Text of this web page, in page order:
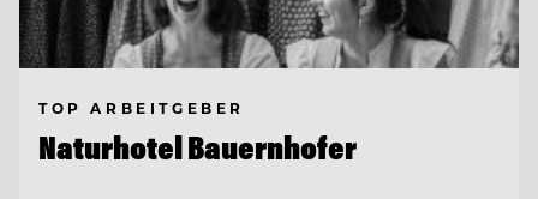
TOP ARBEITGEBER
Naturhotel Bauernhofer